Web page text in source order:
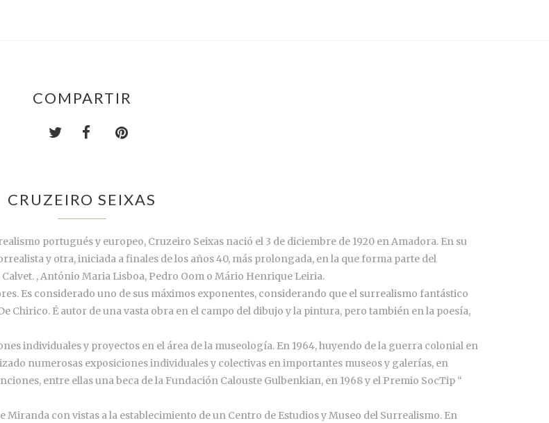
COMPARTIR
CRUZEIRO SEIXAS
portugués y europeo, Cruzeiro Seixas nació el 3 de diciembre de 1920 en Amadora. En su
y otra, iniciada a finales de los años 40, más prolongada, en la que forma parte del
, António Maria Lisboa, Pedro Oom o Mário Henrique Leiria.
Es considerado uno de sus máximos exponentes, considerando que el surrealismo fantástico
Chirico. É autor de una vasta obra en el campo del dibujo y la pintura, pero también en la poesía,
individuales y proyectos en el área de la museología. En 1964, huyendo de la guerra colonial en
numerosas exposiciones individuales y colectivas en importantes museos y galerías, en
entre ellas una beca de la Fundación Calouste Gulbenkian, en 1968 y el Premio SocTip “
con vistas a la establecimiento de un Centro de Estudios y Museo del Surrealismo. En